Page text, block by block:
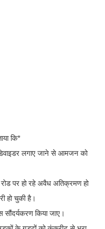
कि*
लगाए जाने से आमजन को
पर हो रहे अवैध अतिक्रमण हो
हो चुकी है।
किया जाए।